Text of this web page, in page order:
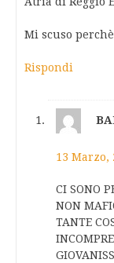
Mi scuso
Rispondi
13 Marzo,
CI SONO
NON
TANTE